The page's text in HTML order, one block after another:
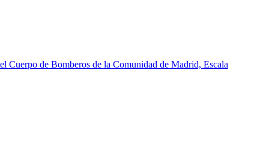
Cuerpo de Bomberos de la Comunidad de Madrid, Escala